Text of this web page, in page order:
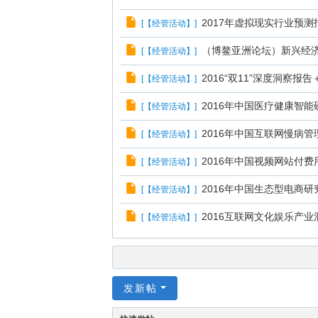
[【经管活动】] 2017年虚拟现实行业预测
[【经管活动】] （博鳌亚洲论坛）新兴
[【经管活动】] 2016“双11”深度洞察报告
[【经管活动】] 2016年中国医疗健康智
[【经管活动】] 2016年中国互联网慢病
[【经管活动】] 2016年中国视频网站付
[【经管活动】] 2016年中国生态型电商研
[【经管活动】] 2016互联网文化娱乐产业
发新帖